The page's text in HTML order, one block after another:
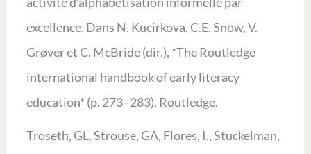
excellence. Dans N. Kucirkova, C.E. Snow, V.
Grøver et C. McBride (dir.), *The Routledge
international handbook of early literacy
education* (p. 273–283). Routledge.
Troseth, GL, Strouse, GA, Flores, I., Stuckelman,